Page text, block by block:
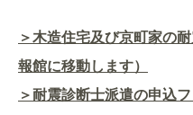
＞木造住宅及び京町家の
報館に移動します）
＞耐震診断士派遣の申込